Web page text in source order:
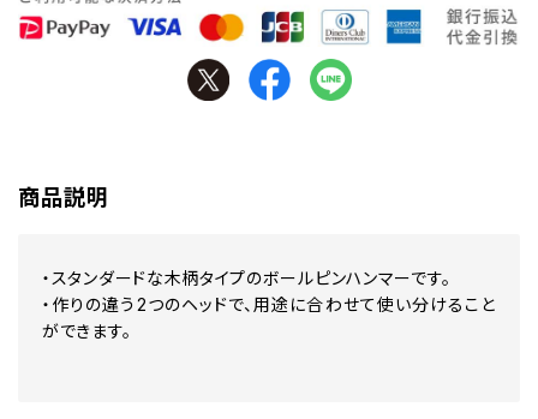
商品説明
・スタンダードな木柄タイプのボールピンハンマーです。
・作りの違う2つのヘッドで、用途に合わせて使い分けること
ができます。